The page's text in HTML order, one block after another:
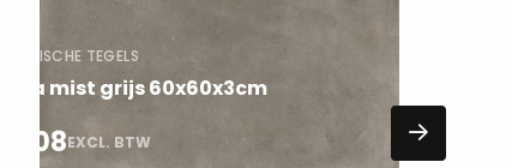
KERAMISCHE TEGELS
Cosa mist grijs 60x60x3cm
15,08EXCL. BTW